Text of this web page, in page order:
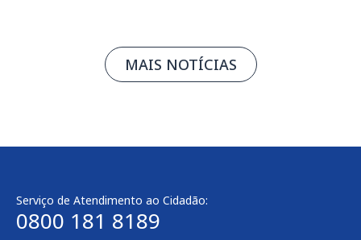
MAIS NOTÍCIAS
Serviço de Atendimento ao Cidadão:
0800 181 8189